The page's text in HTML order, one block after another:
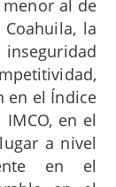
al de
la
en el Índice
en el
a nivel
en el